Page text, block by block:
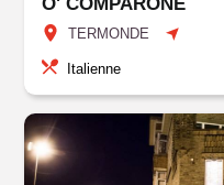
TERMONDE
Italienne